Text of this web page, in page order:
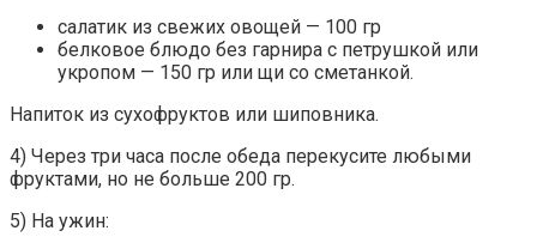
салатик из свежих овощей — 100 гр
белковое блюдо без гарнира с петрушкой или
укропом — 150 гр или щи со сметанкой.
Напиток из сухофруктов или шиповника.
4) Через три часа после обеда перекусите любыми
фруктами, но не больше 200 гр.
5) На ужин: